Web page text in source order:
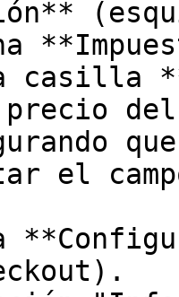
casilla
precio
el